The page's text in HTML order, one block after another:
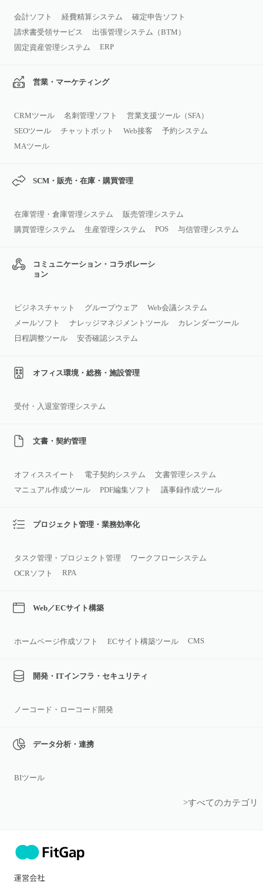
会計ソフト 経費精算システム
確定申告ソフト
請求書受領サービス
出張管理システム（BTM）
固定資産管理システム
ERP
営業・マーケティング
CRMツール 名刺管理ソフト
営業支援ツール（SFA）
SEOツール
チャットボット Web接客
予約システム
MAツール
SCM・販売・在庫・購買管理
在庫管理・倉庫管理システム
販売管理システム
購買管理システム
生産管理システム POS 与信管理システム
コミュニケーション・コラボレーシ
ョン
ビジネスチャット グループウェア
Web会議システム
メールソフト
ナレッジマネジメントツール
カレンダーツール
日程調整ツール
安否確認システム
オフィス環境・総務・施設管理
受付・入退室管理システム
文書・契約管理
オフィススイート 電子契約システム
文書管理システム
マニュアル作成ツール
PDF編集ソフト 議事録作成ツール
プロジェクト管理・業務効率化
タスク管理・プロジェクト管理
ワークフローシステム
OCRソフト
RPA
Web／ECサイト構築
ホームページ作成ソフト ECサイト構築ツール CMS
開発・ITインフラ・セキュリティ
ノーコード・ローコード開発
データ分析・連携
BIツール
>すべてのカテゴリ
運営会社